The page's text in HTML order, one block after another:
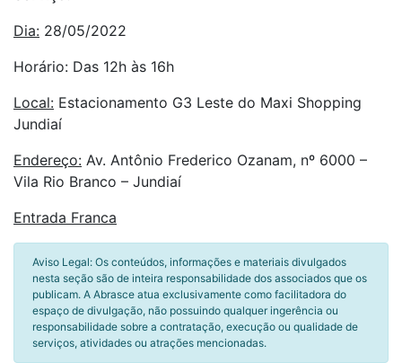
Dia: 28/05/2022
Horário: Das 12h ​às 16h
Local: Estacionamento G3 Leste do Maxi Shopping
Jundiaí
Endereço: Av. Antônio Frederico Ozanam, nº 6000 –
Vila Rio Branco – Jundiaí
Entrada Franca
Aviso Legal: Os conteúdos, informações e materiais divulgados
nesta seção são de inteira responsabilidade dos associados que os
publicam. A Abrasce atua exclusivamente como facilitadora do
espaço de divulgação, não possuindo qualquer ingerência ou
responsabilidade sobre a contratação, execução ou qualidade de
serviços, atividades ou atrações mencionadas.